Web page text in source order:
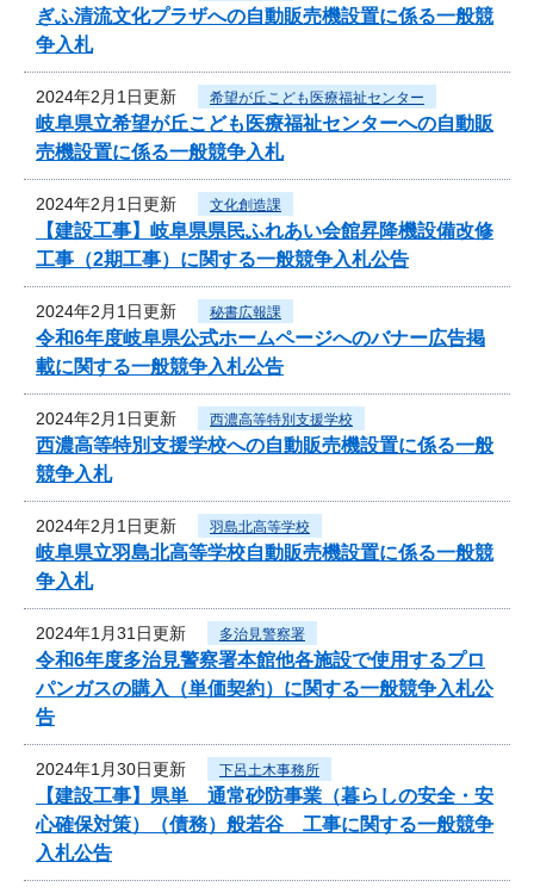
ぎふ清流文化プラザへの自動販売機設置に係る一般競
争入札
2024年2月1日更新 希望が丘こども医療福祉センター
岐阜県立希望が丘こども医療福祉センターへの自動販
売機設置に係る一般競争入札
2024年2月1日更新 文化創造課
【建設工事】岐阜県県民ふれあい会館昇降機設備改修
工事（2期工事）に関する一般競争入札公告
2024年2月1日更新 秘書広報課
令和6年度岐阜県公式ホームページへのバナー広告掲
載に関する一般競争入札公告
2024年2月1日更新 西濃高等特別支援学校
西濃高等特別支援学校への自動販売機設置に係る一般
競争入札
2024年2月1日更新 羽島北高等学校
岐阜県立羽島北高等学校自動販売機設置に係る一般競
争入札
2024年1月31日更新 多治見警察署
令和6年度多治見警察署本館他各施設で使用するプロ
パンガスの購入（単価契約）に関する一般競争入札公
告
2024年1月30日更新 下呂土木事務所
【建設工事】県単 通常砂防事業（暮らしの安全・安
心確保対策）（債務）般若谷 工事に関する一般競争
入札公告